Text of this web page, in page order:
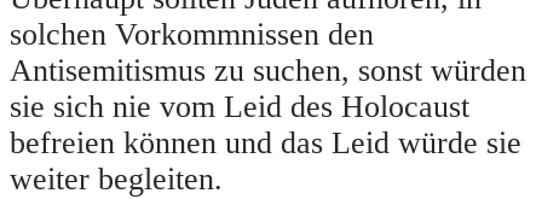
solchen Vorkommnissen den
Antisemitismus zu suchen, sonst würden
sie sich nie vom Leid des Holocaust
befreien können und das Leid würde sie
weiter begleiten.